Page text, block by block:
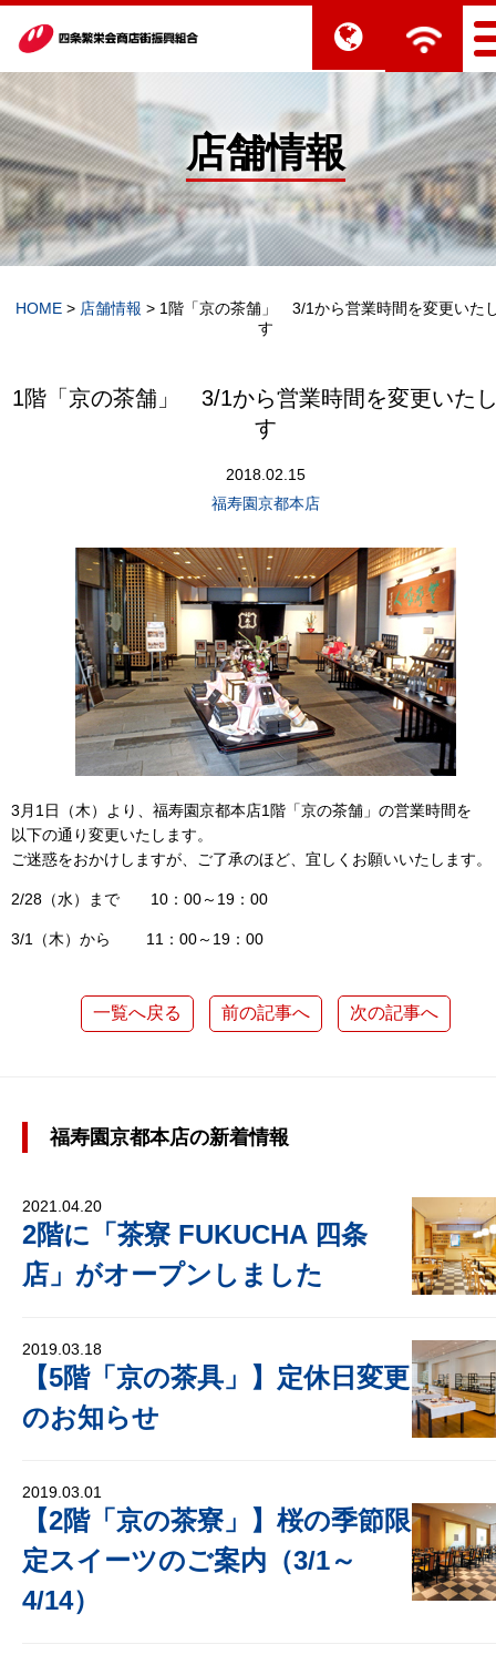
店舗情報
HOME > 店舗情報 > 1階「京の茶舗」 3/1から営業時間を変更いた
す
1階「京の茶舗」 3/1から営業時間を変更いた
す
2018.02.15
福寿園京都本店
3月1日（木）より、福寿園京都本店1階「京の茶舗」の営業時間を
以下の通り変更いたします。
ご迷惑をおかけしますが、ご了承のほど、宜しくお願いいたします。
2/28（水）まで 10：00～19：00
3/1（木）から 11：00～19：00
一覧へ戻る 前の記事へ 次の記事へ
福寿園京都本店の新着情報
2021.04.20
2階に「茶寮 FUKUCHA 四条
店」がオープンしました
2019.03.18
【5階「京の茶具」】定休日変更
のお知らせ
2019.03.01
【2階「京の茶寮」】桜の季節限
定スイーツのご案内（3/1～
4/14）